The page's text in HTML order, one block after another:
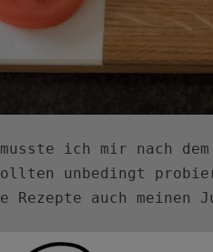
ich mir nach
unbedingt
auch meinen